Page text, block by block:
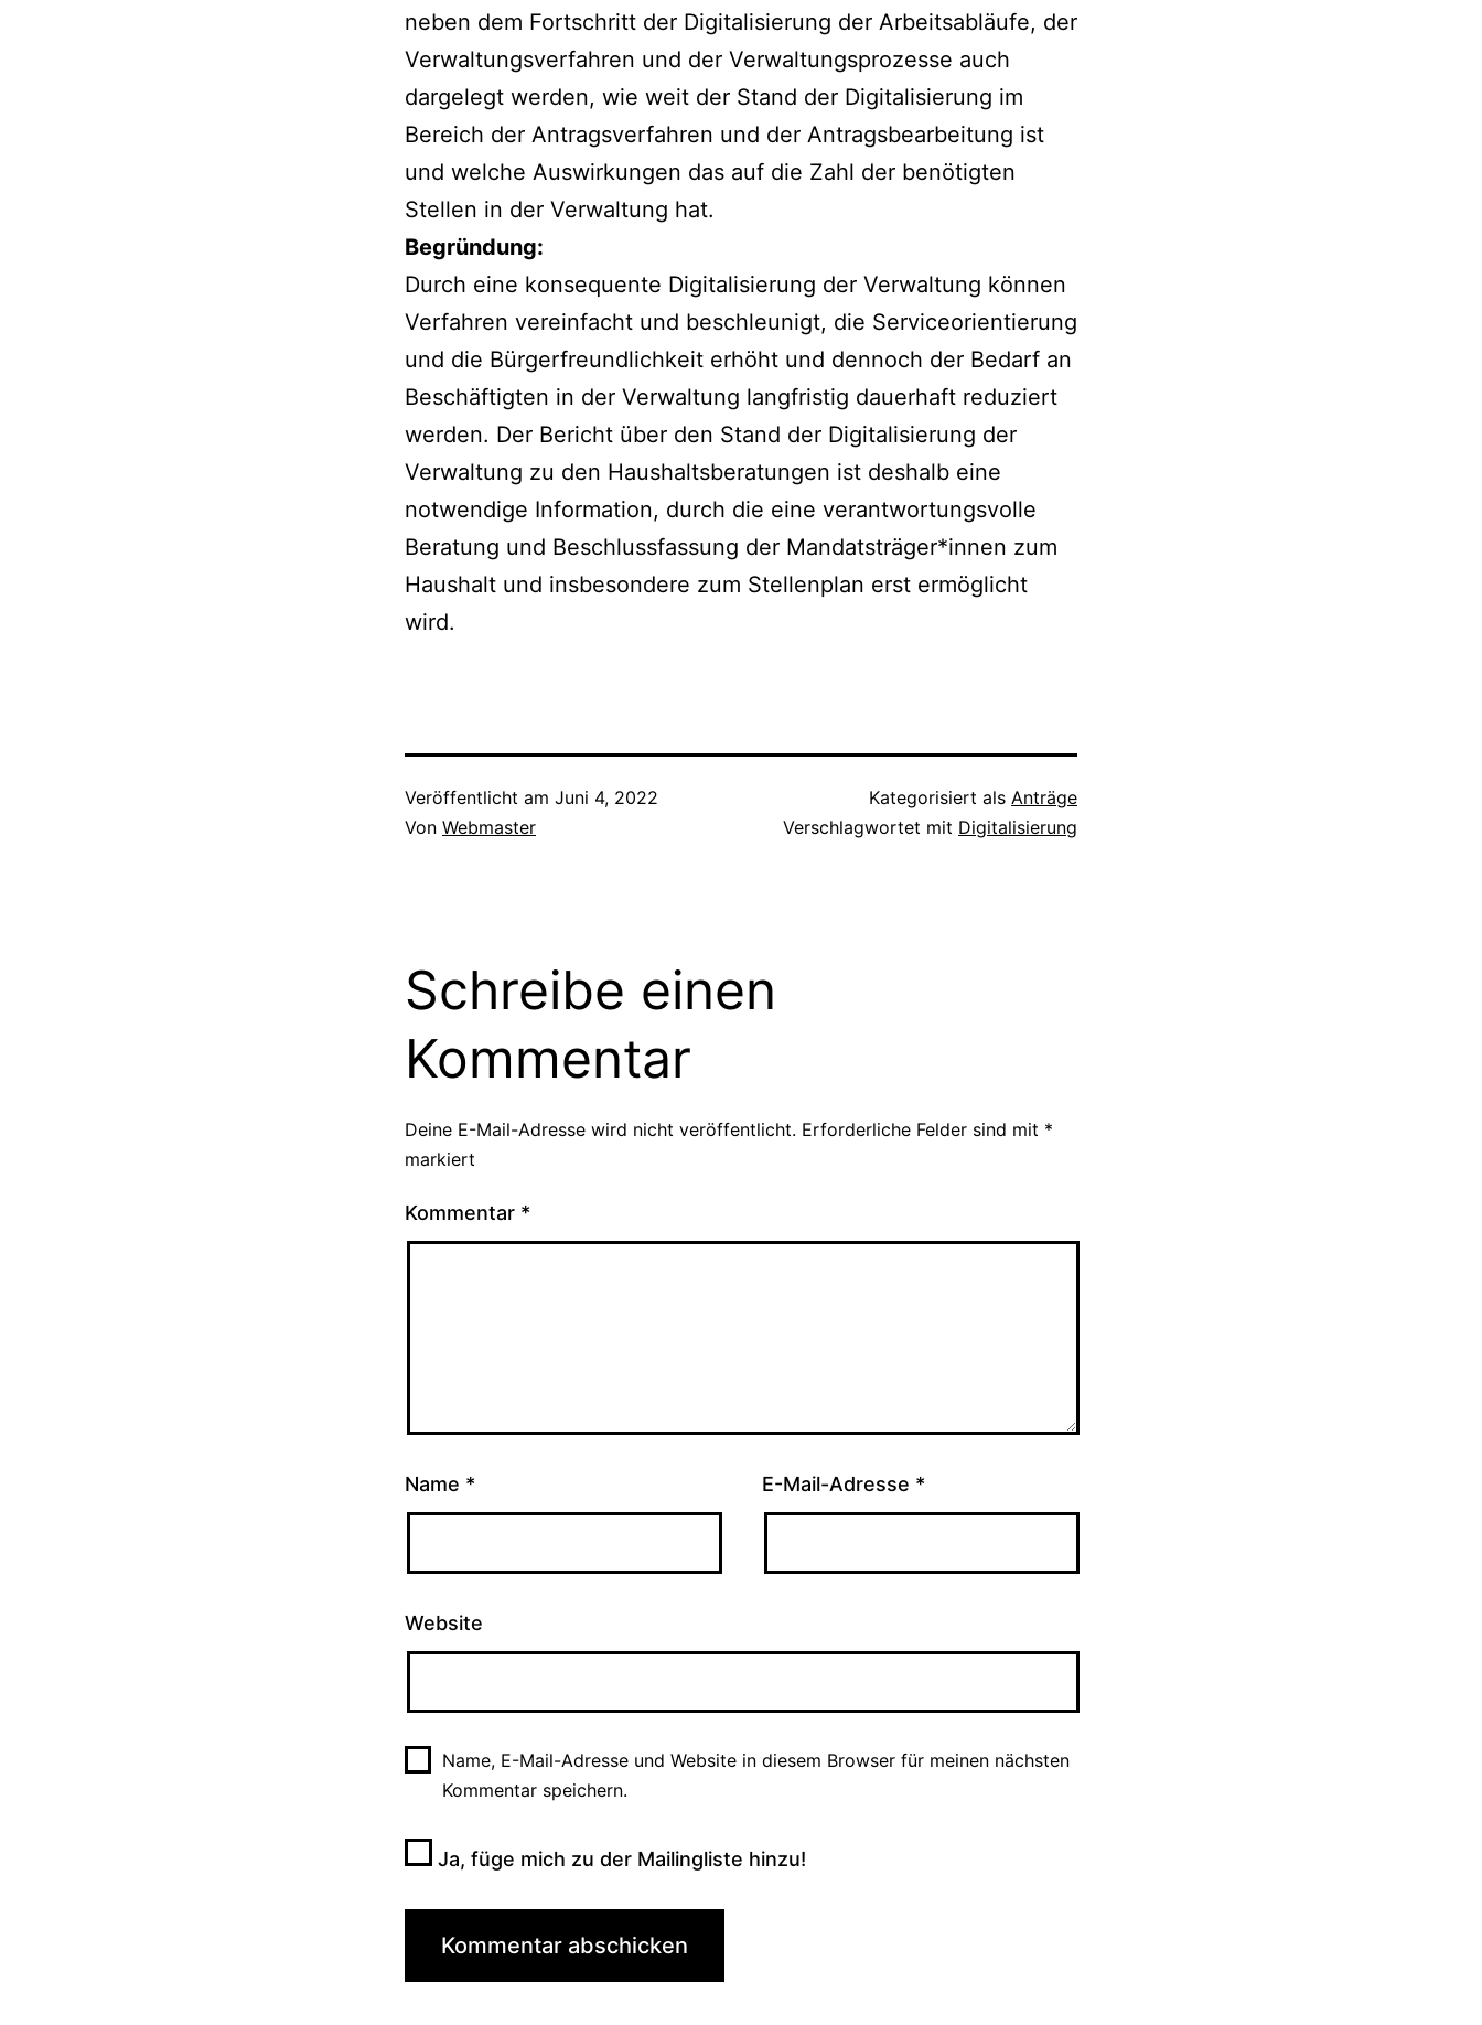
neben dem Fortschritt der Digitalisierung der Arbeitsabläufe, der
Verwaltungsverfahren und der Verwaltungsprozesse auch
dargelegt werden, wie weit der Stand der Digitalisierung im
Bereich der Antragsverfahren und der Antragsbearbeitung ist
und welche Auswirkungen das auf die Zahl der benötigten
Stellen in der Verwaltung hat.
Begründung:
Durch eine konsequente Digitalisierung der Verwaltung können
Verfahren vereinfacht und beschleunigt, die Serviceorientierung
und die Bürgerfreundlichkeit erhöht und dennoch der Bedarf an
Beschäftigten in der Verwaltung langfristig dauerhaft reduziert
werden. Der Bericht über den Stand der Digitalisierung der
Verwaltung zu den Haushaltsberatungen ist deshalb eine
notwendige Information, durch die eine verantwortungsvolle
Beratung und Beschlussfassung der Mandatsträger*innen zum
Haushalt und insbesondere zum Stellenplan erst ermöglicht
wird.
Veröffentlicht am Juni 4, 2022
Von Webmaster
Kategorisiert als Anträge
Verschlagwortet mit Digitalisierung
Schreibe einen
Kommentar
Deine E-Mail-Adresse wird nicht veröffentlicht. Erforderliche Felder sind mit *
markiert
Kommentar *
Name * E-Mail-Adresse *
Website
Name, E-Mail-Adresse und Website in diesem Browser für meinen nächsten
Kommentar speichern.
Ja, füge mich zu der Mailingliste hinzu!